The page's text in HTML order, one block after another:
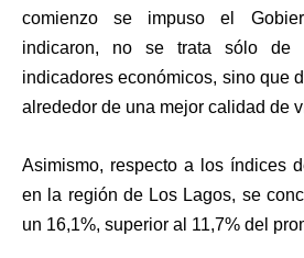
comienzo se impuso el
indicaron, no se trata sólo de
indicadores económicos, sino que
alrededor de una mejor calidad de
Asimismo, respecto a los índices
en la región de Los Lagos, se
un 16,1%, superior al 11,7% del